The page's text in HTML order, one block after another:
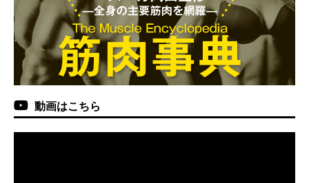
動画はこちら